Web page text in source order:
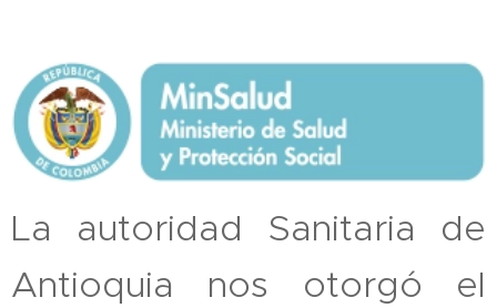
La autoridad Sanitaria de
Antioquia nos otorgó el